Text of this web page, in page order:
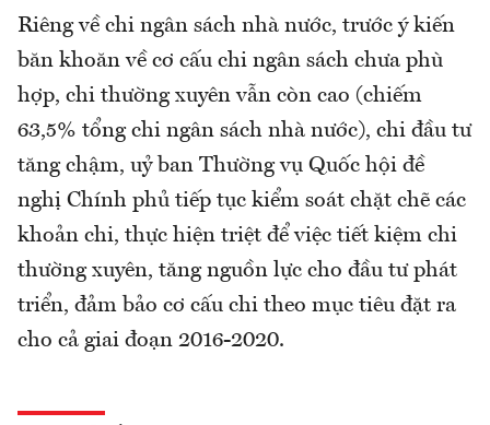
Riêng về chi ngân sách nhà nước, trước ý kiến
băn khoăn về cơ cấu chi ngân sách chưa phù
hợp, chi thường xuyên vẫn còn cao (chiếm
63,5% tổng chi ngân sách nhà nước), chi đầu tư
tăng chậm, uỷ ban Thường vụ Quốc hội đề
nghị Chính phủ tiếp tục kiểm soát chặt chẽ các
khoản chi, thực hiện triệt để việc tiết kiệm chi
thường xuyên, tăng nguồn lực cho đầu tư phát
triển, đảm bảo cơ cấu chi theo mục tiêu đặt ra
cho cả giai đoạn 2016-2020.